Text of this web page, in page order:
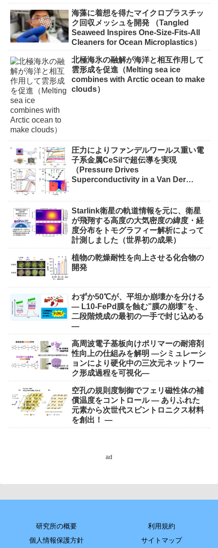
海藻に着想を得たマイクロプラスチッ
ク回収メッシュを開発 （Tangled
Seaweed Inspires One-Size-Fits-All
Cleaners for Ocean Microplastics）
北極海氷の融解が海洋と相互作用して
雲形成を促進（Melting sea ice
combines with Arctic ocean to make
clouds）
圧力によりファンデルワールス重い電
子系金属CeSiIで超伝導を実現
（Pressure Drives
Superconductivity in a Van Der
Starlink衛星の軌道情報を元に、衛星
が飛翔する高度の大気密度の緯度・経
度分布をトモグラフィー解析によって
計測しました（世界初の成果）
植物の乾燥耐性を向上させる化合物の
開発
わずか50℃が、平坦か崩壊かを分ける
― L10-FePd膜を蝕む”膜の崩壊”を、
二段階焼成の最初の一手で封じ込める
―
高周波電子基板向けポリマーの耐溶剤
性向上の仕組みを解明 ―シミュレーシ
ョンにより硬化中の三次元ネットワー
ク形成過程を可視化―
空孔の規則度制御でフェリ磁性体の補
償温度をコントロール ― ありふれた
元素から次世代スピントロニクス材料
を創出！ ―
ad
研究所の概要
利用規約
個人情報保護方針
サイトマップ